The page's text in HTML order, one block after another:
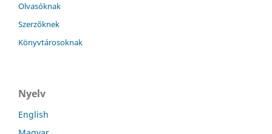
Olvasóknak
Szerzőknek
Könyvtárosoknak
Nyelv
English